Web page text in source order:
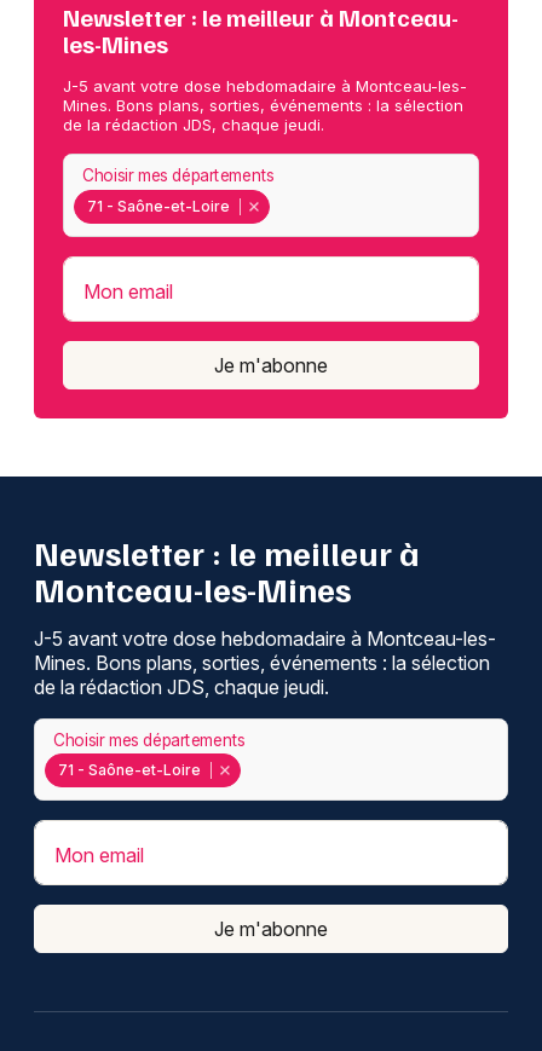
Newsletter : le meilleur à Montceau-
les-Mines
J-5 avant votre dose hebdomadaire à Montceau-les-
Mines. Bons plans, sorties, événements : la sélection
de la rédaction JDS, chaque jeudi.
71 - Saône-et-Loire
Choisir mes départements
Mon email
Je m'abonne
Newsletter : le meilleur à
Montceau-les-Mines
J-5 avant votre dose hebdomadaire à Montceau-les-
Mines. Bons plans, sorties, événements : la sélection
de la rédaction JDS, chaque jeudi.
71 - Saône-et-Loire
Choisir mes départements
Mon email
Je m'abonne